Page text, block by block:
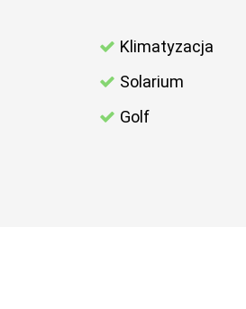
Klimatyzacja
Solarium
Golf